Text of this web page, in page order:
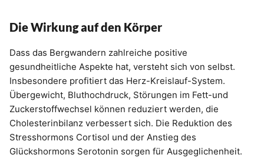
Die Wirkung auf den Körper
Dass das Bergwandern zahlreiche positive
gesundheitliche Aspekte hat, versteht sich von selbst.
Insbesondere profitiert das Herz-Kreislauf-System.
Übergewicht, Bluthochdruck, Störungen im Fett-und
Zuckerstoffwechsel können reduziert werden, die
Cholesterinbilanz verbessert sich. Die Reduktion des
Stresshormons Cortisol und der Anstieg des
Glückshormons Serotonin sorgen für Ausgeglichenheit.